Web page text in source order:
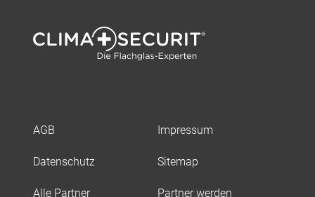
AGB Impressum
Datenschutz Sitemap
Alle Partner Partner werden